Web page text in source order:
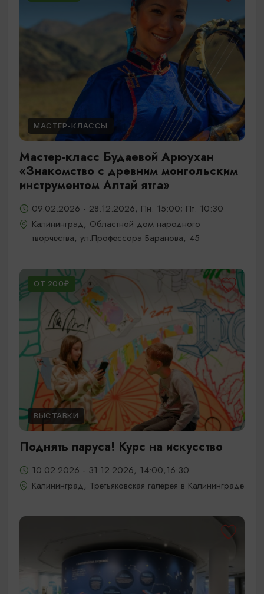
МАСТЕР-КЛАССЫ
Мастер-класс Будаевой Арюухан
«Знакомство с древним монгольским
инструментом Алтай ятга»
09.02.2026 - 28.12.2026, Пн. 15:00; Пт. 10:30
Калининград, Областной дом народного
творчества, ул.Профессора Баранова, 45
ОТ 200₽
ВЫСТАВКИ
Поднять паруса! Курс на искусство
10.02.2026 - 31.12.2026, 14:00,16:30
Калининград, Третьяковская галерея в Калининграде